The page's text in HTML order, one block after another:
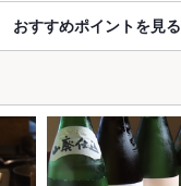
おすすめポイントを見る